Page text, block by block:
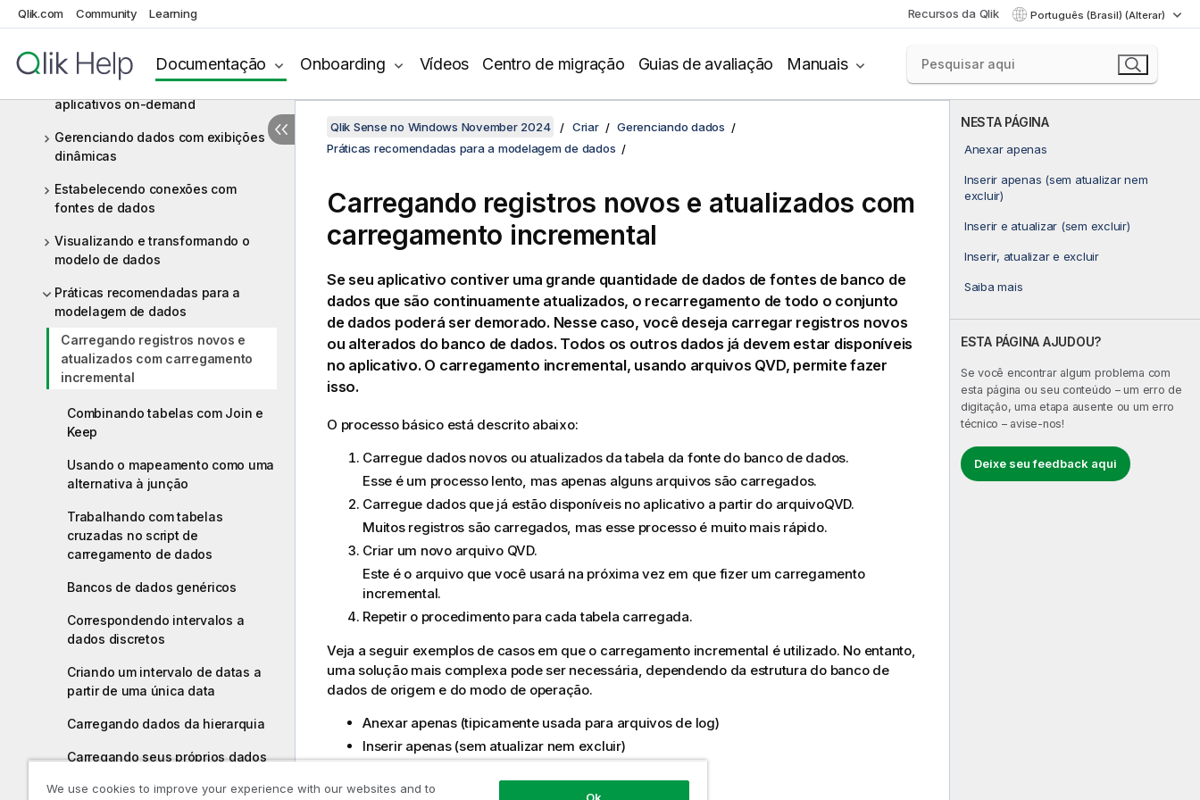
Qlik.com Community Learning Recursos da Qlik Português (Brasil) (Alterar)
Documentação Onboarding Vídeos Centro de migração Guias de avaliação Manuais
Gerenciando a segurança dos
dados com o Section Access
Gerenciando big data com
aplicativos on-demand
Gerenciando dados com exibições
dinâmicas
Estabelecendo conexões com
fontes de dados
Visualizando e transformando o
modelo de dados
Práticas recomendadas para a
modelagem de dados
Carregando registros novos e
atualizados com carregamento
incremental
Combinando tabelas com Join e
Keep
Usando o mapeamento como uma
alternativa à junção
Trabalhando com tabelas
cruzadas no script de
carregamento de dados
Bancos de dados genéricos
Correspondendo intervalos a
dados discretos
Criando um intervalo de datas a
partir de uma única data
Carregando dados da hierarquia
Carregando seus próprios dados
NESTA PÁGINA
Anexar apenas
Inserir apenas (sem atualizar nem
excluir)
Inserir e atualizar (sem excluir)
Inserir, atualizar e excluir
Saiba mais
ESTA PÁGINA AJUDOU?
Se você encontrar algum problema com
esta página ou seu conteúdo – um erro de
digitação, uma etapa ausente ou um erro
técnico – avise-nos!
Deixe seu feedback aqui
Qlik Sense no Windows November 2024 Criar
Gerenciando dados
Práticas recomendadas para a modelagem de dados
Carregando registros novos e atualizados com
carregamento incremental
Se seu aplicativo contiver uma grande quantidade de dados de fontes de banco de
dados que são continuamente atualizados, o recarregamento de todo o conjunto
de dados poderá ser demorado. Nesse caso, você deseja carregar registros novos
ou alterados do banco de dados. Todos os outros dados já devem estar disponíveis
no aplicativo. O carregamento incremental, usando arquivos QVD, permite fazer
isso.
O processo básico está descrito abaixo:
Carregue dados novos ou atualizados da tabela da fonte do banco de dados.
Esse é um processo lento, mas apenas alguns arquivos são carregados.
Carregue dados que já estão disponíveis no aplicativo a partir do arquivoQVD.
Muitos registros são carregados, mas esse processo é muito mais rápido.
Criar um novo arquivo QVD.
Este é o arquivo que você usará na próxima vez em que fizer um carregamento
incremental.
Repetir o procedimento para cada tabela carregada.
Veja a seguir exemplos de casos em que o carregamento incremental é utilizado. No entanto,
uma solução mais complexa pode ser necessária, dependendo da estrutura do banco de
dados de origem e do modo de operação.
Anexar apenas (tipicamente usada para arquivos de log)
Inserir apenas (sem atualizar nem excluir)
Inserir, atualizar e excluir
We use cookies to improve your experience with our websites and to